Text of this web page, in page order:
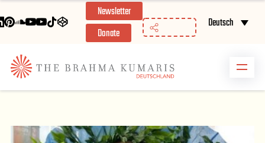
Newsletter
Donate
Deutsch